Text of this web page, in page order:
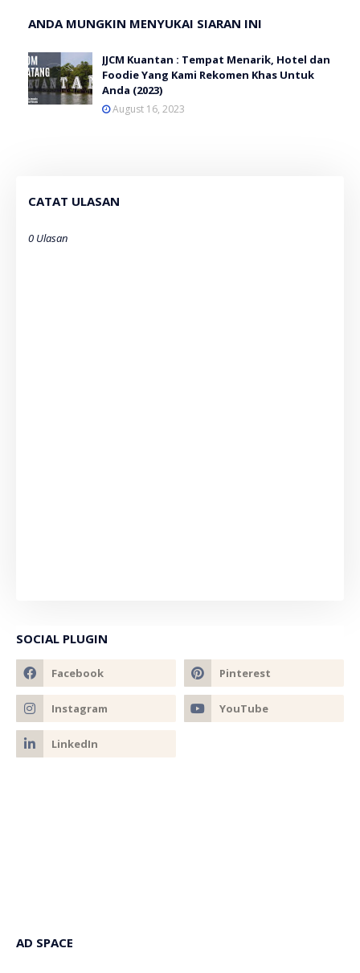
ANDA MUNGKIN MENYUKAI SIARAN INI
JJCM Kuantan : Tempat Menarik, Hotel dan
Foodie Yang Kami Rekomen Khas Untuk
Anda (2023)
August 16, 2023
CATAT ULASAN
0 Ulasan
SOCIAL PLUGIN
AD SPACE